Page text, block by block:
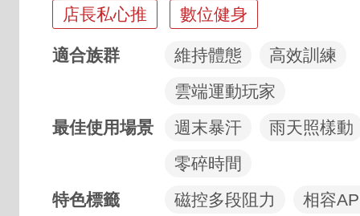
亮點標籤
店長私心推 數位健身
適合族群 維持體態
高效訓練
雲端運動玩家
最佳使用場景
週末暴汗
雨天照樣動
零碎時間
特色標籤
磁控多段阻力
相容